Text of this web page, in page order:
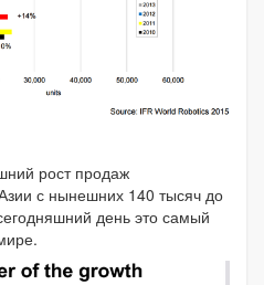
рост продаж
с нынешних 140 тысяч до
день это самый